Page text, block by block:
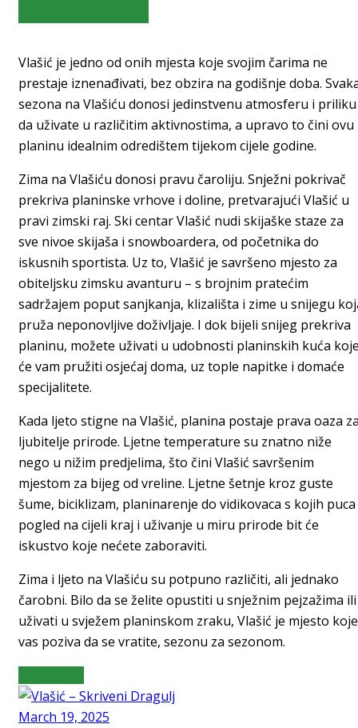
Vlašić je jedno od onih mjesta koje svojim čarima ne
prestaje iznenađivati, bez obzira na godišnje doba.
sezona na Vlašiću donosi jedinstvenu atmosferu i priliku
da uživate u različitim aktivnostima, a upravo to čini ovu
planinu idealnim odredištem tijekom cijele godine.
Zima na Vlašiću donosi pravu čaroliju. Snježni pokrivač
prekriva planinske vrhove i doline, pretvarajući Vlašić u
pravi zimski raj. Ski centar Vlašić nudi skijaške staze za
sve nivoe skijaša i snowboardera, od početnika do
iskusnih sportista. Uz to, Vlašić je savršeno mjesto za
obiteljsku zimsku avanturu – s brojnim pratećim
sadržajem poput sanjkanja, klizališta i zime u snijegu
pruža neponovljive doživljaje. I dok bijeli snijeg prekriva
planinu, možete uživati u udobnosti planinskih kuća
će vam pružiti osjećaj doma, uz tople napitke i domaće
specijalitete.
Kada ljeto stigne na Vlašić, planina postaje prava oaza
ljubitelje prirode. Ljetne temperature su znatno niže
nego u nižim predjelima, što čini Vlašić savršenim
mjestom za bijeg od vreline. Ljetne šetnje kroz guste
šume, biciklizam, planinarenje do vidikovaca s kojih puca
pogled na cijeli kraj i uživanje u miru prirode bit će
iskustvo koje nećete zaboraviti.
Zima i ljeto na Vlašiću su potpuno različiti, ali jednako
čarobni. Bilo da se želite opustiti u snježnim pejzažima ili
uživati u svježem planinskom zraku, Vlašić je mjesto koje
vas poziva da se vratite, sezonu za sezonom.
March 19, 2025